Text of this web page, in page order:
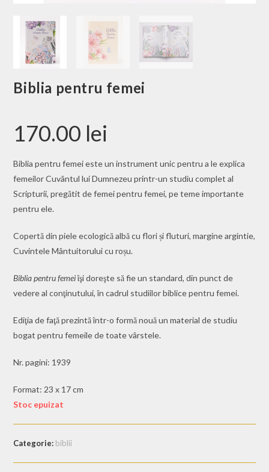
Biblia pentru femei
170.00 lei
Biblia pentru femei este un instrument unic pentru a le explica
femeilor Cuvântul lui Dumnezeu printr-un studiu complet al
Scripturii, pregătit de femei pentru femei, pe teme importante
pentru ele.
Copertă din piele ecologică albă cu flori și fluturi, margine argintie,
Cuvintele Mântuitorului cu roșu.
Biblia pentru femeiîşi doreşte să fie un standard, din punct de
vedere al conţinutului, în cadrul studiilor biblice pentru femei.
Ediţia de faţă prezintă într-o formă nouă un material de studiu
bogat pentru femeile de toate vârstele.
Nr. pagini: 1939
Format: 23 x 17 cm
Stoc epuizat
Categorie: biblii